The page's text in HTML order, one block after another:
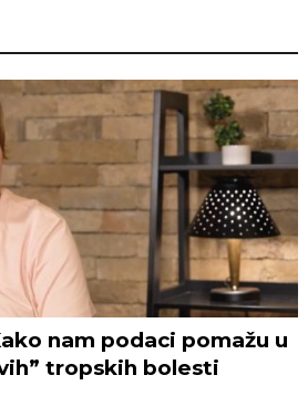
nam podaci pomažu u
tropskih bolesti